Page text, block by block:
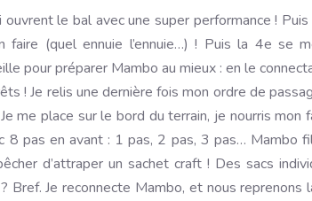
ouvrent le bal avec une super performance !
(quel ennuie l’ennuie…) ! Puis la 4e se
pour préparer Mambo au mieux : en le
! Je relis une dernière fois mon ordre de
place sur le bord du terrain, je nourris mon
8 pas en avant : 1 pas, 2 pas, 3 pas… Mambo
d’attraper un sachet craft ! Des sacs
Je reconnecte Mambo, et nous reprenons